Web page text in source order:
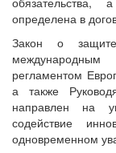
определена в
Закон о защите
регламентом
а также
направлен на
содействие
одновременном